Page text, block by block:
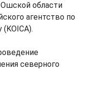
области
агентство по
северного